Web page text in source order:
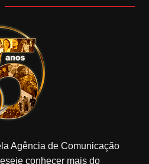
Agência de Comunicação
conhecer mais do